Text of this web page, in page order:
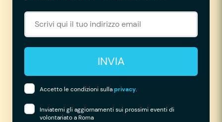
INVIA
Accetto le condizioni sullaprivacy.
Inviatemi gli aggiornamenti sui prossimi eventi di
volontariato a Roma